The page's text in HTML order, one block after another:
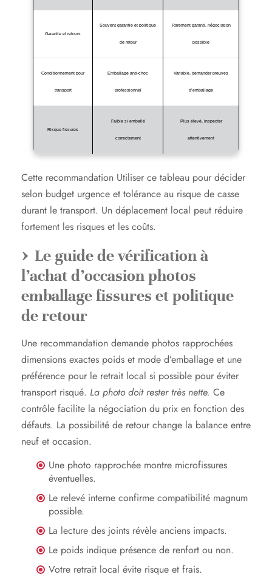
Garantie et retours
Souvent garantie et politique
de retour
Rarement garanti, négociation
possible
Conditionnement pour
transport
Emballage anti-choc
professionnel
Variable, demander preuves
d’emballage
Risque fissures
Faible si emballé
correctement
Plus élevé, inspecter
attentivement
Cette recommandation Utiliser ce tableau pour décider
selon budget urgence et tolérance au risque de casse
durant le transport. Un déplacement local peut réduire
fortement les risques et les coûts.
Le guide de vérification à
l’achat d’occasion photos
emballage fissures et politique
de retour
Une recommandation demande photos rapprochées
dimensions exactes poids et mode d’emballage et une
préférence pour le retrait local si possible pour éviter
transport risqué. La photo doit rester très nette. Ce
contrôle facilite la négociation du prix en fonction des
défauts. La possibilité de retour change la balance entre
neuf et occasion.
Une photo rapprochée montre microfissures
éventuelles.
Le relevé interne confirme compatibilité magnum
possible.
La lecture des joints révèle anciens impacts.
Le poids indique présence de renfort ou non.
Votre retrait local évite risque et frais.